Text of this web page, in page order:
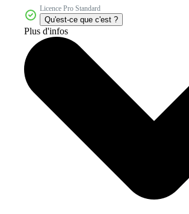
Licence Pro Standard
Qu'est-ce que c'est ?
Plus d'infos